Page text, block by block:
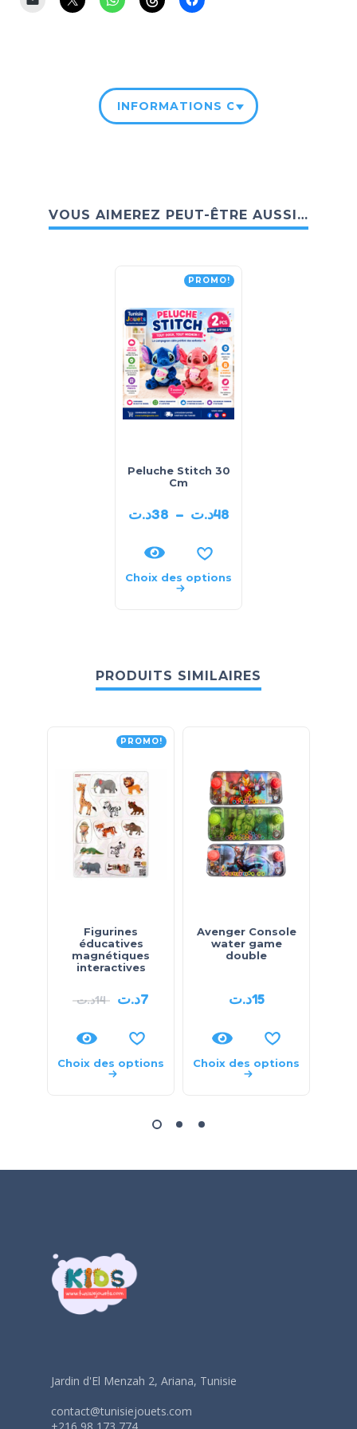
INFORMATIONS
VOUS AIMEREZ PEUT-ÊTRE AUSSI…
PROMO!
Peluche Stitch 30
Cm
38د.ت – 48د.ت
Choix des options
PRODUITS SIMILAIRES
PROMO!
Figurines
éducatives
magnétiques
interactives
14د.ت 7د.ت
Choix des options
Avenger Console
water game
double
15د.ت
Choix des options
Jardin d'El Menzah 2, Ariana, Tunisie
contact@tunisiejouets.com
+216 98 173 774